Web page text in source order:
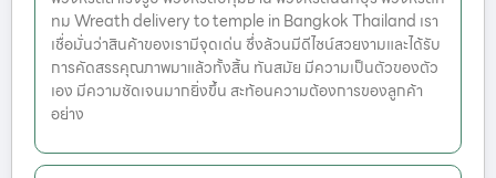
ทม Wreath delivery to temple in Bangkok Thailand เรา
เชื่อมั่นว่าสินค้าของเรามีจุดเด่น ซึ่งล้วนมีดีไซน์สวยงามและได้รับ
การคัดสรรคุณภาพมาแล้วทั้งสิ้น ทันสมัย มีความเป็นตัวของตัว
เอง มีความชัดเจนมากยิ่งขึ้น สะท้อนความต้องการของลูกค้า
อย่าง